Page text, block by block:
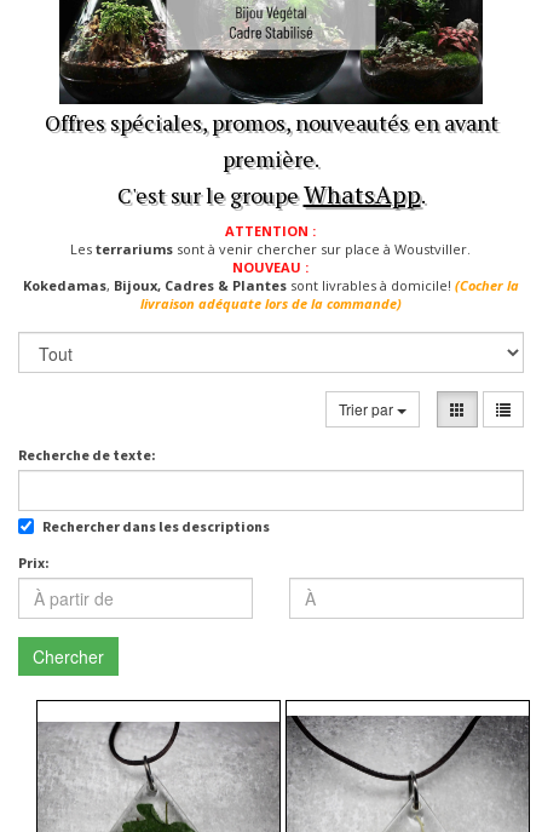
Offres spéciales, promos, nouveautés en avant
première.
C'est sur le groupeWhatsApp.
ATTENTION :
Lesterrariums sont à venir chercher sur place à Woustviller.
NOUVEAU :
Kokedamas, Bijoux, Cadres & Plantessont livrables à domicile! (Cocher la
livraison adéquate lors de la commande)
Trier par
Recherche de texte:
Rechercher dans les descriptions
Prix:
Chercher